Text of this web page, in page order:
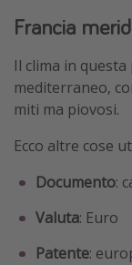
Francia
Il clima in
mediterraneo,
miti ma piovosi.
Ecco altre cose
Documento:
Valuta: Euro
Patente: